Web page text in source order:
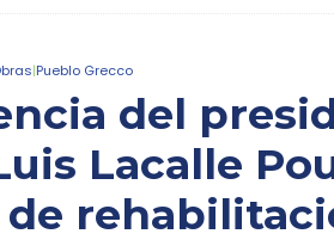
|Pueblo Grecco
del
Lacalle